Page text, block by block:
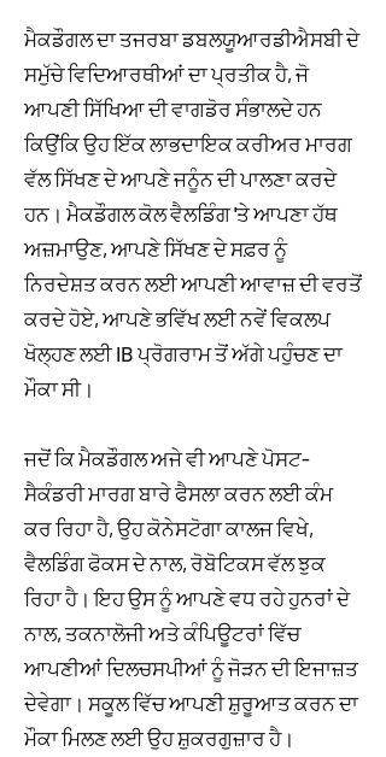
ਮੈਕਡੌਗਲ ਦਾ ਤਜਰਬਾ ਡਬਲਯੂਆਰਡੀਐਸਬੀ ਦੇ
ਸਮੁੱਚੇ ਵਿਦਿਆਰਥੀਆਂ ਦਾ ਪ੍ਰਤੀਕ ਹੈ, ਜੋ
ਆਪਣੀ ਸਿੱਖਿਆ ਦੀ ਵਾਗਡੋਰ ਸੰਭਾਲਦੇ ਹਨ
ਕਿਉਂਕਿ ਉਹ ਇੱਕ ਲਾਭਦਾਇਕ ਕਰੀਅਰ ਮਾਰਗ
ਵੱਲ ਸਿੱਖਣ ਦੇ ਆਪਣੇ ਜਨੂੰਨ ਦੀ ਪਾਲਣਾ ਕਰਦੇ
ਹਨ। ਮੈਕਡੌਗਲ ਕੋਲ ਵੈਲਡਿੰਗ 'ਤੇ ਆਪਣਾ ਹੱਥ
ਅਜ਼ਮਾਉਣ, ਆਪਣੇ ਸਿੱਖਣ ਦੇ ਸਫ਼ਰ ਨੂੰ
ਨਿਰਦੇਸ਼ਤ ਕਰਨ ਲਈ ਆਪਣੀ ਆਵਾਜ਼ ਦੀ ਵਰਤੋਂ
ਕਰਦੇ ਹੋਏ, ਆਪਣੇ ਭਵਿੱਖ ਲਈ ਨਵੇਂ ਵਿਕਲਪ
ਖੋਲ੍ਹਣ ਲਈ IB ਪ੍ਰੋਗਰਾਮ ਤੋਂ ਅੱਗੇ ਪਹੁੰਚਣ ਦਾ
ਮੌਕਾ ਸੀ।
ਜਦੋਂ ਕਿ ਮੈਕਡੌਗਲ ਅਜੇ ਵੀ ਆਪਣੇ ਪੋਸਟ-
ਸੈਕੰਡਰੀ ਮਾਰਗ ਬਾਰੇ ਫੈਸਲਾ ਕਰਨ ਲਈ ਕੰਮ
ਕਰ ਰਿਹਾ ਹੈ, ਉਹ ਕੋਨੇਸਟੋਗਾ ਕਾਲਜ ਵਿਖੇ,
ਵੈਲਡਿੰਗ ਫੋਕਸ ਦੇ ਨਾਲ, ਰੋਬੋਟਿਕਸ ਵੱਲ ਝੁਕ
ਰਿਹਾ ਹੈ। ਇਹ ਉਸ ਨੂੰ ਆਪਣੇ ਵਧ ਰਹੇ ਹੁਨਰਾਂ ਦੇ
ਨਾਲ, ਤਕਨਾਲੋਜੀ ਅਤੇ ਕੰਪਿਊਟਰਾਂ ਵਿੱਚ
ਆਪਣੀਆਂ ਦਿਲਚਸਪੀਆਂ ਨੂੰ ਜੋੜਨ ਦੀ ਇਜਾਜ਼ਤ
ਦੇਵੇਗਾ। ਸਕੂਲ ਵਿੱਚ ਆਪਣੀ ਸ਼ੁਰੂਆਤ ਕਰਨ ਦਾ
ਮੌਕਾ ਮਿਲਣ ਲਈ ਉਹ ਸ਼ੁਕਰਗੁਜ਼ਾਰ ਹੈ।